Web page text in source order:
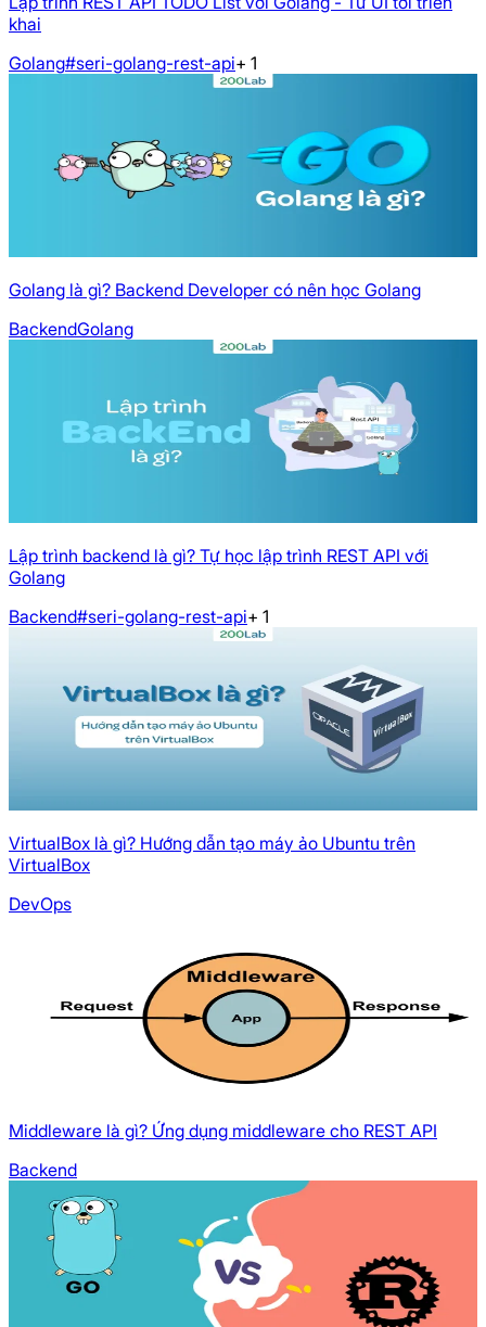
khai
Golang#seri-golang-rest-api+ 1
Golang là gì? Backend Developer có nên học Golang
BackendGolang
Lập trình backend là gì? Tự học lập trình REST API với
Golang
Backend#seri-golang-rest-api+ 1
VirtualBox là gì? Hướng dẫn tạo máy ảo Ubuntu trên
VirtualBox
DevOps
Middleware là gì? Ứng dụng middleware cho REST API
Backend